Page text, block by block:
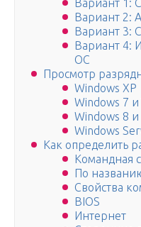
Вариант 1:
Вариант 2:
Вариант 3:
Вариант 4:
ОС
Просмотр
Windows XP
Windows 7 и
Windows 8 и
Windows
Как определить
Командная
По
Свойства
BIOS
Интернет